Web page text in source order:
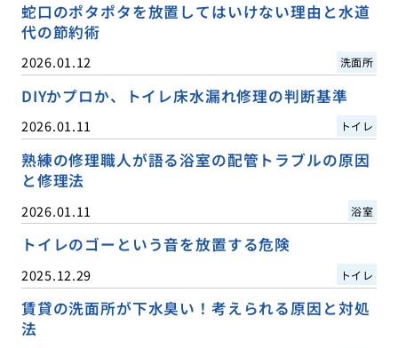
蛇口のポタポタを放置してはいけない理由と水道
代の節約術
2026.01.12 洗面所
DIYかプロか、トイレ床水漏れ修理の判断基準
2026.01.11 トイレ
熟練の修理職人が語る浴室の配管トラブルの原因
と修理法
2026.01.11 浴室
トイレのゴーという音を放置する危険
2025.12.29 トイレ
賃貸の洗面所が下水臭い！考えられる原因と対処
法